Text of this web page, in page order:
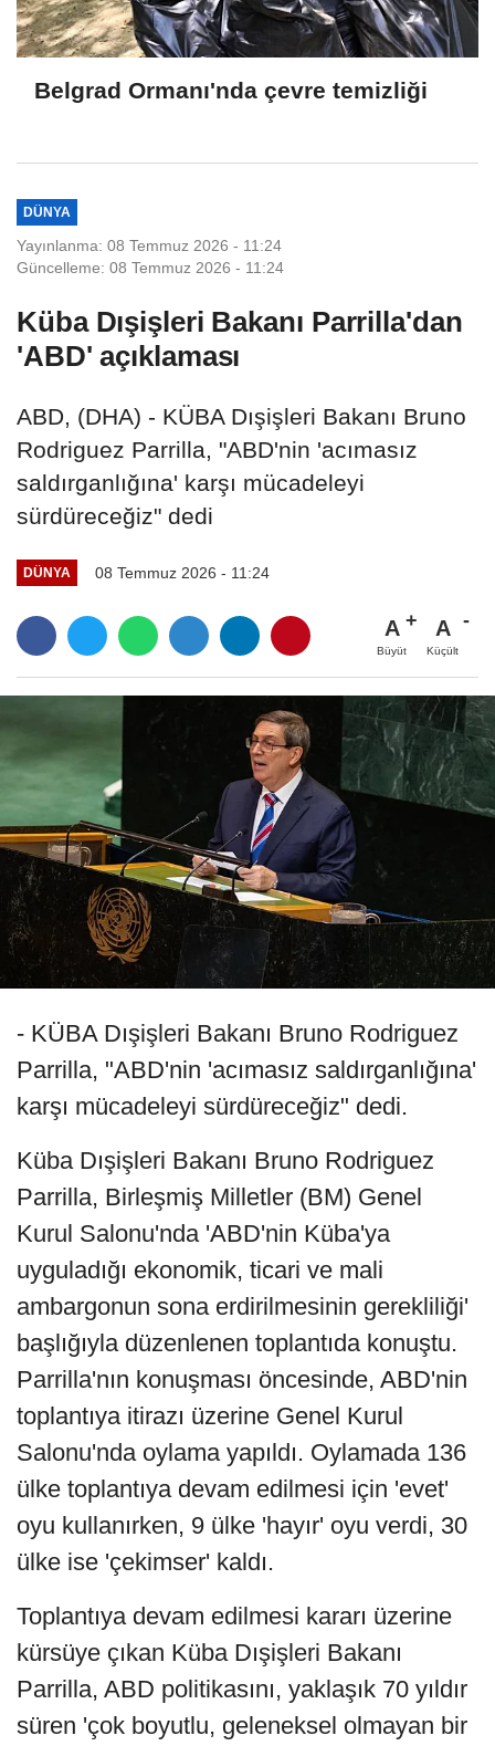
Belgrad Ormanı'nda çevre temizliği
DÜNYA
Yayınlanma: 08 Temmuz 2026 - 11:24
Güncelleme: 08 Temmuz 2026 - 11:24
Küba Dışişleri Bakanı Parrilla'dan
'ABD' açıklaması
ABD, (DHA) - KÜBA Dışişleri Bakanı Bruno
Rodriguez Parrilla, "ABD'nin 'acımasız
saldırganlığına' karşı mücadeleyi
sürdüreceğiz" dedi
DÜNYA 08 Temmuz 2026 - 11:24
A
Büyüt
A
Küçült
- KÜBA Dışişleri Bakanı Bruno Rodriguez
Parrilla, "ABD'nin 'acımasız saldırganlığına'
karşı mücadeleyi sürdüreceğiz" dedi.
Küba Dışişleri Bakanı Bruno Rodriguez
Parrilla, Birleşmiş Milletler (BM) Genel
Kurul Salonu'nda 'ABD'nin Küba'ya
uyguladığı ekonomik, ticari ve mali
ambargonun sona erdirilmesinin gerekliliği'
başlığıyla düzenlenen toplantıda konuştu.
Parrilla'nın konuşması öncesinde, ABD'nin
toplantıya itirazı üzerine Genel Kurul
Salonu'nda oylama yapıldı. Oylamada 136
ülke toplantıya devam edilmesi için 'evet'
oyu kullanırken, 9 ülke 'hayır' oyu verdi, 30
ülke ise 'çekimser' kaldı.
Toplantıya devam edilmesi kararı üzerine
kürsüye çıkan Küba Dışişleri Bakanı
Parrilla, ABD politikasını, yaklaşık 70 yıldır
süren 'çok boyutlu, geleneksel olmayan bir